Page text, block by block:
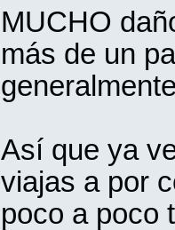
MUCHO
más de un
Así que ya
viajas a por
poco a poco